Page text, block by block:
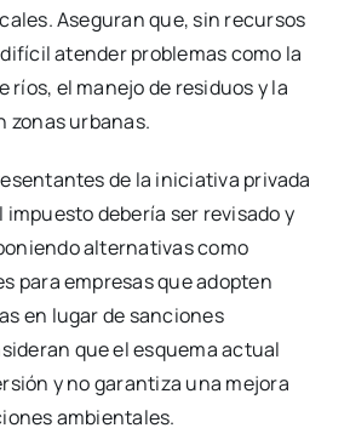
Aseguran que, sin recursos
atender problemas como la
el manejo de residuos y la
zonas urbanas.
de la iniciativa privada
debería ser revisado y
alternativas como
para empresas que adopten
en lugar de sanciones
que el esquema actual
y no garantiza una mejora
ambientales.